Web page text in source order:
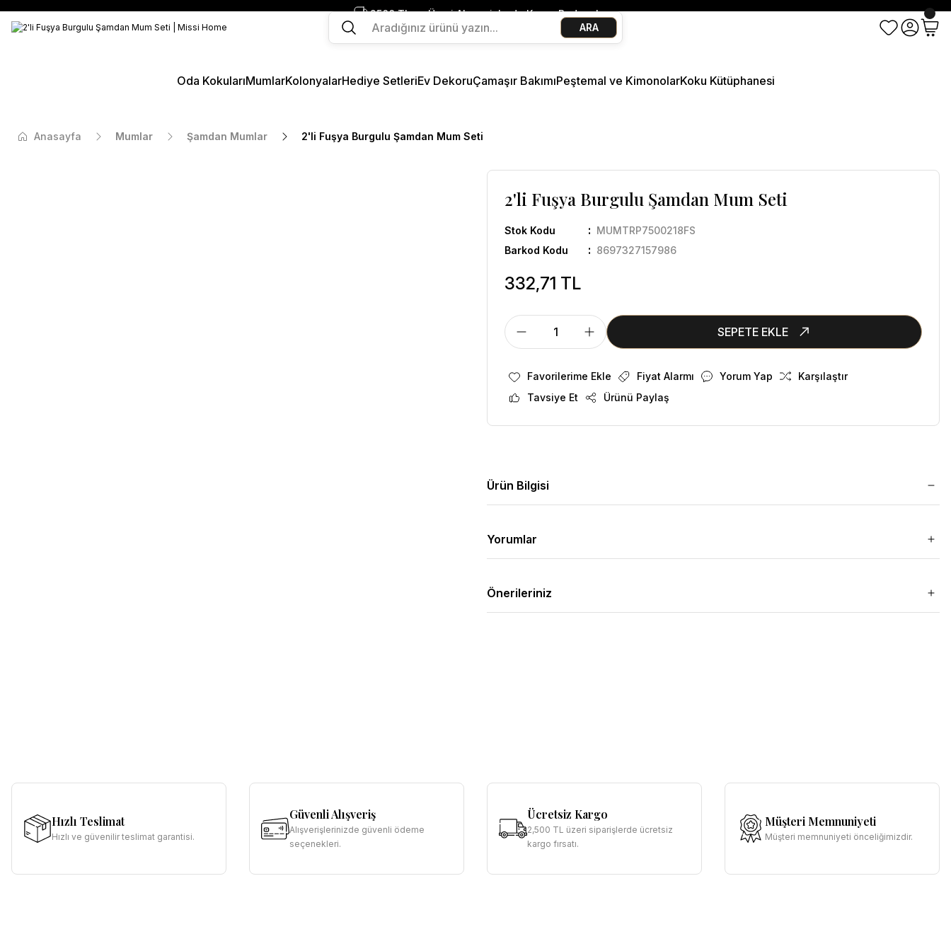
2500 TL ve Üzeri Alışverişlerde Kargo Bedava!
Ege Esintisi 2 Al 1 Öde
Missi Kokularda 3 Al 2 Öde
ARA
Oda KokularıMumlarKolonyalarHediye SetleriEv DekoruÇamaşır BakımıPeştemal ve KimonolarKoku Kütüphanesi
Anasayfa Mumlar Şamdan Mumlar 2'li Fuşya Burgulu Şamdan Mum Seti
2'li Fuşya Burgulu Şamdan Mum Seti
Stok Kodu
MUMTRP7500218FS
Barkod Kodu
8697327157986
332,71 TL
SEPETE EKLE
Fiyat Alarmı Yorum Yap
Karşılaştır
Tavsiye Et
Ürünü Paylaş
Ürün Bilgisi
Yorumlar
Önerileriniz
Hızlı Teslimat
Hızlı ve güvenilir teslimat garantisi.
Güvenli Alışveriş
Alışverişlerinizde güvenli ödeme
seçenekleri.
Ücretsiz Kargo
2,500 TL üzeri siparişlerde ücretsiz
kargo fırsatı.
Müşteri Memnuniyeti
Müşteri memnuniyeti önceliğimizdir.